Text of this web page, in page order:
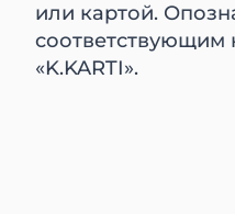
или картой.
соответствующим
«K.KARTI».